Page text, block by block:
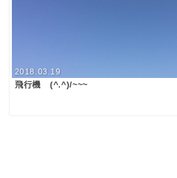
2018.03.19
飛行機 (^.^)/~~~